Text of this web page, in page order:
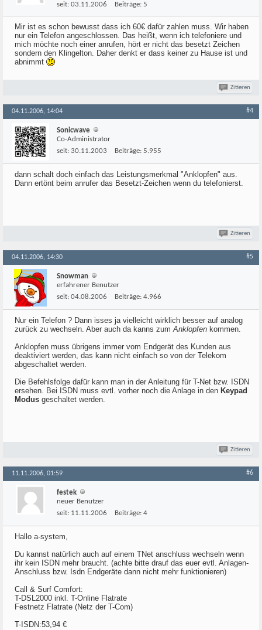
seit: 03.11.2006 Beiträge: 5
Mir ist es schon bewusst dass ich 60€ dafür zahlen muss. Wir haben
nur ein Telefon angeschlossen. Das heißt, wenn ich telefoniere und
mich möchte noch einer anrufen, hört er nicht das besetzt Zeichen
sondern den Klingelton. Daher denkt er dass keiner zu Hause ist und
abnimmt
Zitieren
04.11.2006, 14:04 #4
Sonicwave
Co-Administrator
seit: 30.11.2003 Beiträge: 5.955
dann schalt doch einfach das Leistungsmerkmal "Anklopfen" aus.
Dann ertönt beim anrufer das Besetzt-Zeichen wenn du telefonierst.
Zitieren
04.11.2006, 14:30 #5
Snowman
erfahrener Benutzer
seit: 04.08.2006 Beiträge: 4.966
Nur ein Telefon ? Dann isses ja vielleicht wirklich besser auf analog
zurück zu wechseln. Aber auch da kanns zumAnklopfen kommen.
Anklopfen muss übrigens immer vom Endgerät des Kunden aus
deaktiviert werden, das kann nicht einfach so von der Telekom
abgeschaltet werden.
Die Befehlsfolge dafür kann man in der Anleitung für T-Net bzw. ISDN
ersehen. Bei ISDN muss evtl. vorher noch die Anlage in den Keypad
Modus geschaltet werden.
Zitieren
11.11.2006, 01:59 #6
festek
neuer Benutzer
seit: 11.11.2006 Beiträge: 4
Hallo a-system,
Du kannst natürlich auch auf einem TNet anschluss wechseln wenn
ihr kein ISDN mehr braucht. (achte bitte drauf das euer evtl. Anlagen-
Anschluss bzw. Isdn Endgeräte dann nicht mehr funktionieren)
Call & Surf Comfort:
T-DSL2000 inkl. T-Online Flatrate
Festnetz Flatrate (Netz der T-Com)
T-ISDN:53,94 €